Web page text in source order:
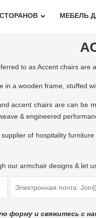
МЕБЕЛЬ
to as Accent chairs
in a wooden frame, stuffed
accent chairs are can be
& engineered
of hospitality
our armchair designs & let
форму и свяжитесь с